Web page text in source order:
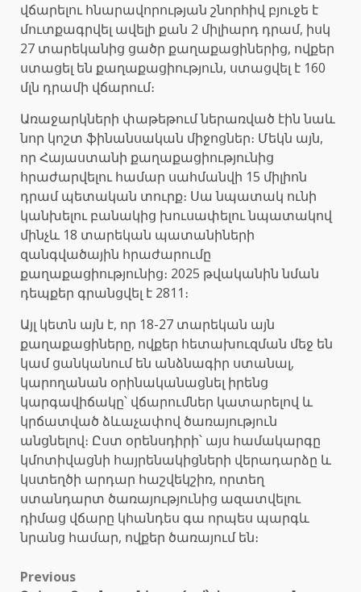
վճարելու հնարավորության շնորհիվ բյուջե է
մուտքագրվել ավելի քան 2 միլիարդ դրամ, իսկ
27 տարեկանից ցածր քաղաքացիներից, ովքեր
ստացել են քաղաքացիություն, ստացվել է 160
մլն դրամի վճարում։
Առաջարկների փաթեթում ներառված էին նաև
նոր կոշտ ֆինանսական միջոցներ։ Մեկն այն,
որ Հայաստանի քաղաքացիությունից
հրաժարվելու համար սահմանվի 15 միլիոն
դրամ պետական տուրք։ Սա նպատակ ունի
կանխելու բանակից խուսափելու նպատակով
մինչև 18 տարեկան պատանիների
զանգվածային հրաժարումը
քաղաքացիությունից։ 2025 թվականին նման
դեպքեր գրանցվել է 2811։
Այլ կետն այն է, որ 18-27 տարեկան այն
քաղաքացիները, ովքեր հետախուզման մեջ են
կամ ցանկանում են անձնագիր ստանալ,
կարողանան օրինականացնել իրենց
կարգավիճակը՝ վճարումներ կատարելով և
կրճատված ձևաչափով ծառայություն
անցնելով։ Ըստ օրենսդիրի՝ այս համակարգը
կմոտիվացնի հայրենակիցների վերադարձը և
կստեղծի արդար հաշվեկշիռ, որտեղ
ստանդարտ ծառայությունից ազատվելու
դիմաց վճարը կհանդես գա որպես պարգև
նրանց համար, ովքեր ծառայում են։
Post
Previous